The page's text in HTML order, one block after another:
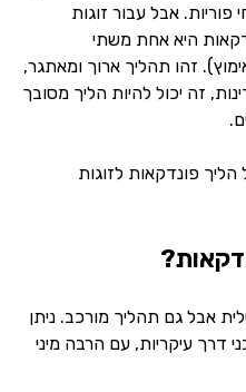
פוריות. אבל עבור זוגות
היא אחת משתי
זהו תהליך ארוך ומאתגר,
זה יכול להיות הליך מסובך
הליך פונדקאות לזוגות
אבל גם תהליך מורכב. ניתן
עיקריות, עם הרבה מיני